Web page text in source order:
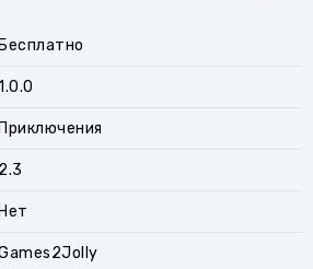
Бесплатно
Приключения
2.3
Нет